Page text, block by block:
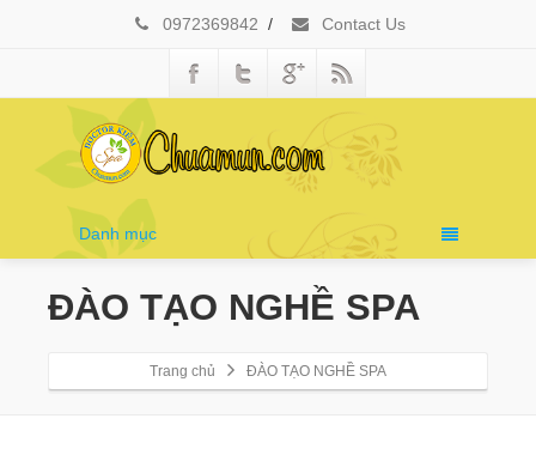
0972369842 / Contact Us
Danh mục
ĐÀO TẠO NGHỀ SPA
Trang chủ ĐÀO TẠO NGHỀ SPA